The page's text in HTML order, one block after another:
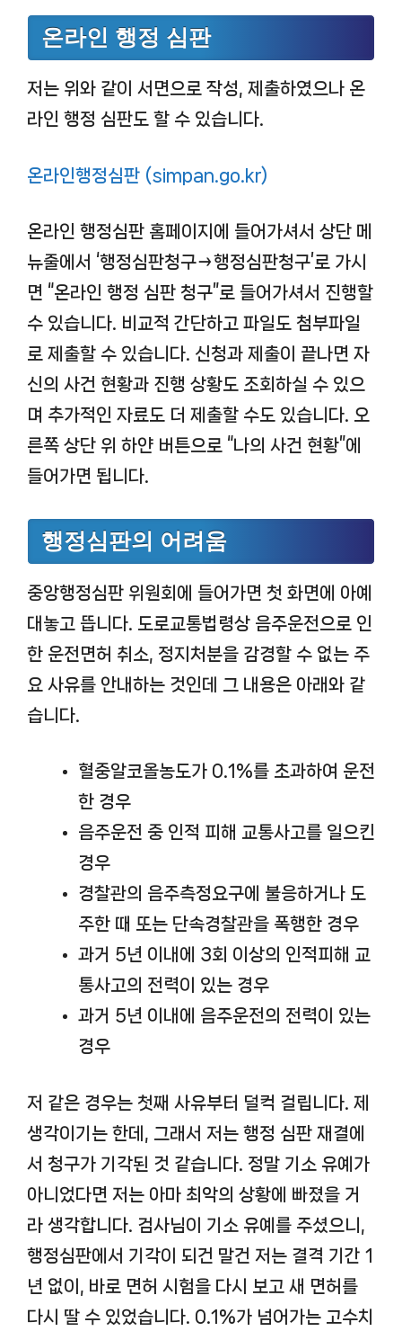
온라인 행정 심판
저는 위와 같이 서면으로 작성, 제출하였으나 온
라인 행정 심판도 할 수 있습니다.
온라인행정심판 (simpan.go.kr)
온라인 행정심판 홈페이지에 들어가셔서 상단 메
뉴줄에서 ‘행정심판청구→행정심판청구’로 가시
면 “온라인 행정 심판 청구”로 들어가셔서 진행할
수 있습니다. 비교적 간단하고 파일도 첨부파일
로 제출할 수 있습니다. 신청과 제출이 끝나면 자
신의 사건 현황과 진행 상황도 조회하실 수 있으
며 추가적인 자료도 더 제출할 수도 있습니다. 오
른쪽 상단 위 하얀 버튼으로 “나의 사건 현황”에
들어가면 됩니다.
행정심판의 어려움
중앙행정심판 위원회에 들어가면 첫 화면에 아예
대놓고 뜹니다. 도로교통법령상 음주운전으로 인
한 운전면허 취소, 정지처분을 감경할 수 없는 주
요 사유를 안내하는 것인데 그 내용은 아래와 같
습니다.
혈중알코올농도가 0.1%를 초과하여 운전
한 경우
음주운전 중 인적 피해 교통사고를 일으킨
경우
경찰관의 음주측정요구에 불응하거나 도
주한 때 또는 단속경찰관을 폭행한 경우
과거 5년 이내에 3회 이상의 인적피해 교
통사고의 전력이 있는 경우
과거 5년 이내에 음주운전의 전력이 있는
경우
저 같은 경우는 첫째 사유부터 덜컥 걸립니다. 제
생각이기는 한데, 그래서 저는 행정 심판 재결에
서 청구가 기각된 것 같습니다. 정말 기소 유예가
아니었다면 저는 아마 최악의 상황에 빠졌을 거
라 생각합니다. 검사님이 기소 유예를 주셨으니,
행정심판에서 기각이 되건 말건 저는 결격 기간 1
년 없이, 바로 면허 시험을 다시 보고 새 면허를
다시 딸 수 있었습니다. 0.1%가 넘어가는 고수치